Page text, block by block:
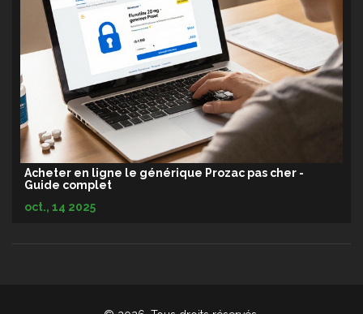
Acheter en ligne le générique Prozac pas cher -
Guide complet
oct., 14 2025